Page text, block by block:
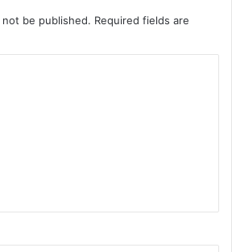
be published. Required fields are